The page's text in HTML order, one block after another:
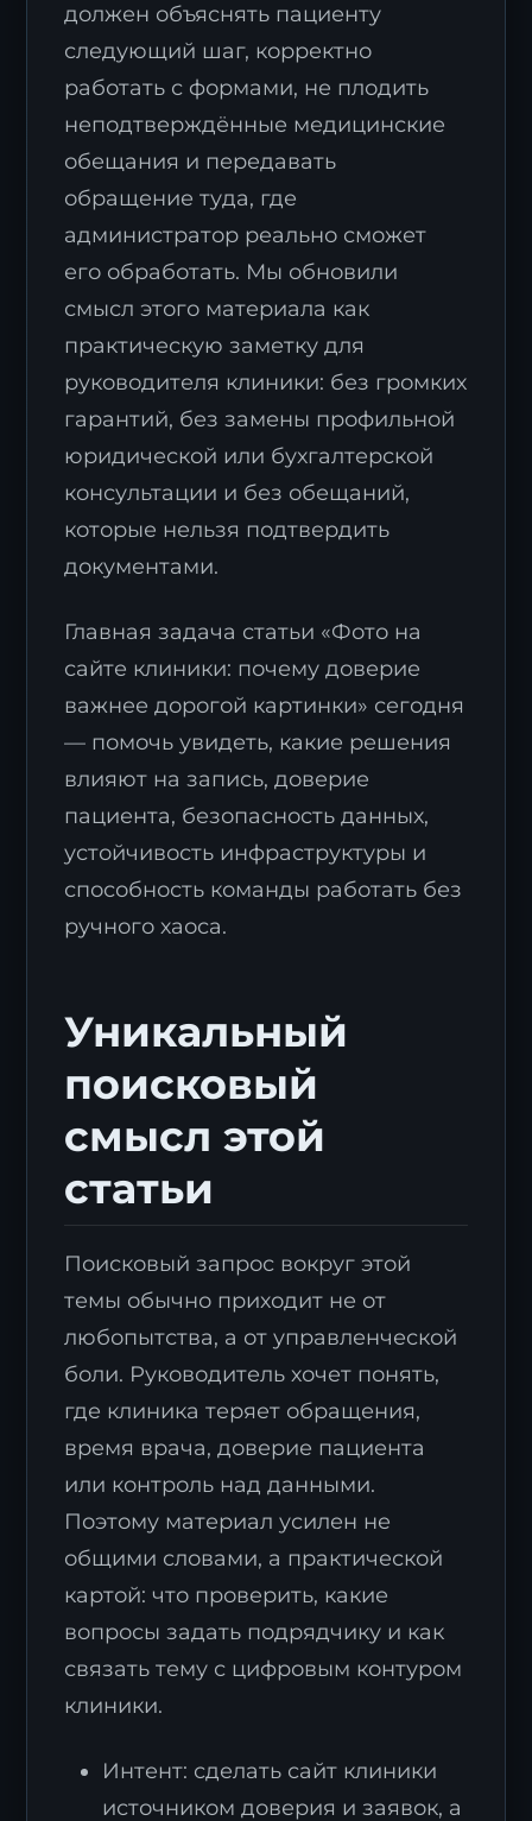
должен объяснять пациенту
следующий шаг, корректно
работать с формами, не плодить
неподтверждённые медицинские
обещания и передавать
обращение туда, где
администратор реально сможет
его обработать. Мы обновили
смысл этого материала как
практическую заметку для
руководителя клиники: без громких
гарантий, без замены профильной
юридической или бухгалтерской
консультации и без обещаний,
которые нельзя подтвердить
документами.
Главная задача статьи «Фото на
сайте клиники: почему доверие
важнее дорогой картинки» сегодня
— помочь увидеть, какие решения
влияют на запись, доверие
пациента, безопасность данных,
устойчивость инфраструктуры и
способность команды работать без
ручного хаоса.
Уникальный
поисковый
смысл этой
статьи
Поисковый запрос вокруг этой
темы обычно приходит не от
любопытства, а от управленческой
боли. Руководитель хочет понять,
где клиника теряет обращения,
время врача, доверие пациента
или контроль над данными.
Поэтому материал усилен не
общими словами, а практической
картой: что проверить, какие
вопросы задать подрядчику и как
связать тему с цифровым контуром
клиники.
Интент: сделать сайт клиники
источником доверия и заявок, а